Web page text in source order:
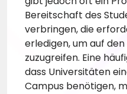
Bereitschaft des
verbringen, die
erledigen, um auf
zuzugreifen. Eine
dass Universitäten
Campus benötigen,